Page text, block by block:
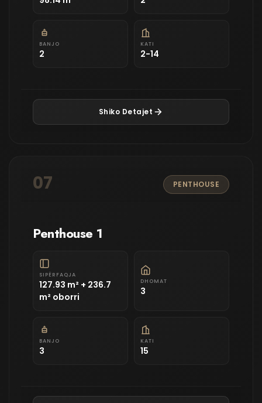
BANJO
2
KATI
2-14
Shiko Detajet
07 PENTHOUSE
Penthouse 1
SIPËRFAQJA
127.93 m² + 236.7
m² oborri
DHOMAT
3
BANJO
3
KATI
15